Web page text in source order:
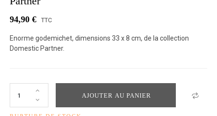
94,90 € TTC
Enorme godemichet, dimensions 33 x 8 cm, de la collection
Domestic Partner.
AJOUTER AU PANIER